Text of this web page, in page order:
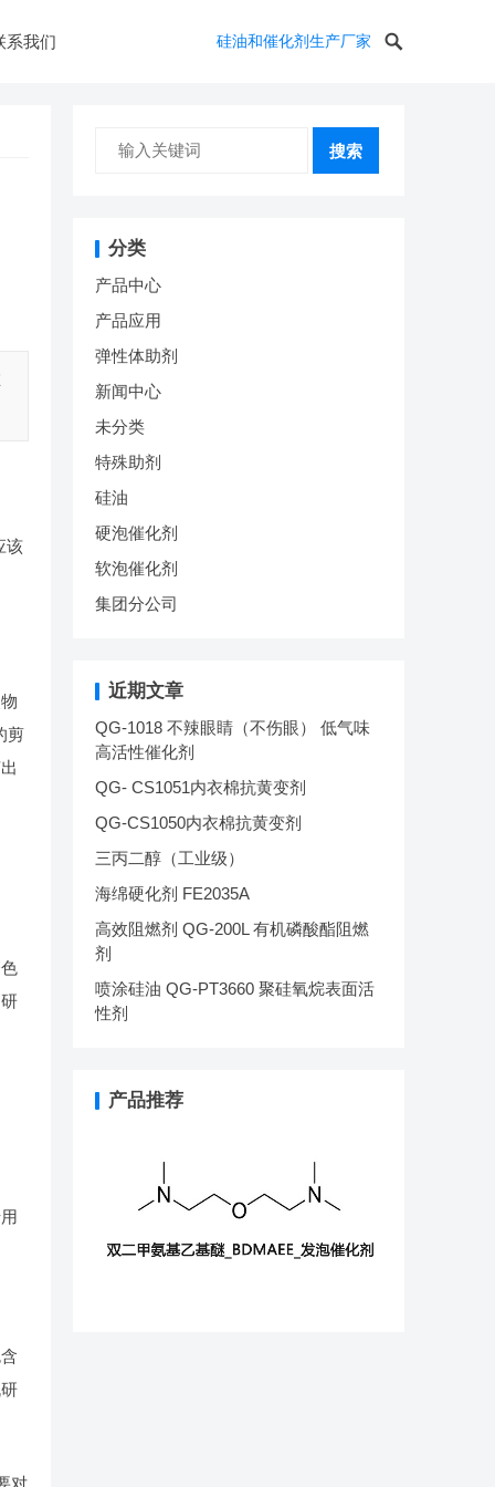
系我们 硅油和催化剂生产厂家
该
剪
对
搜索
分类
产品中心
产品应用
弹性体助剂
新闻中心
未分类
特殊助剂
硅油
硬泡催化剂
软泡催化剂
集团分公司
近期文章
QG-1018 不辣眼睛（不伤眼） 低气味
高活性催化剂
QG- CS1051内衣棉抗黄变剂
QG-CS1050内衣棉抗黄变剂
三丙二醇（工业级）
海绵硬化剂 FE2035A
高效阻燃剂 QG-200L 有机磷酸酯阻燃
剂
喷涂硅油 QG-PT3660 聚硅氧烷表面活
性剂
产品推荐